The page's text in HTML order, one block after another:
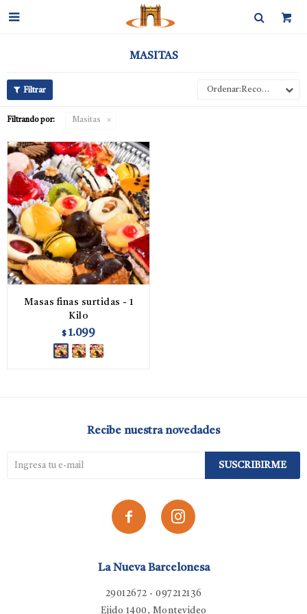

MASITAS
Recomendados
Filtrando por: Masitas
Masas finas surtidas - 1
Kilo
$ 1.099
La Nueva Barcelonesa
29012672 - 097212136
Ejido 1400, Montevideo
Recibe nuestra novedades
SUSCRIBIRME
 